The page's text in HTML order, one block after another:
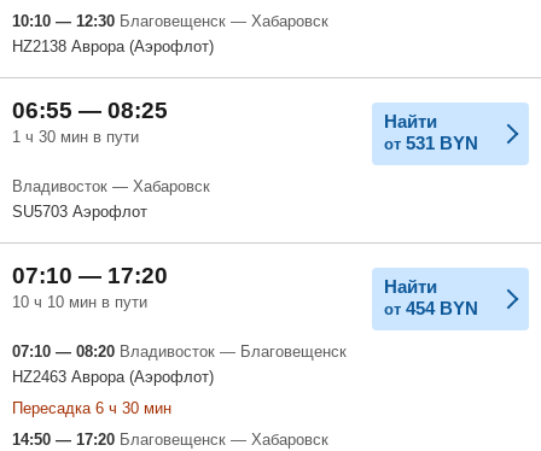
10:10 — 12:30 Благовещенск — Хабаровск
HZ2138 Аврора (Аэрофлот)
06:55 — 08:25
1 ч 30 мин в пути
Найти
от 531 BYN
Владивосток — Хабаровск
SU5703 Аэрофлот
07:10 — 17:20
10 ч 10 мин в пути
Найти
от 454 BYN
07:10 — 08:20 Владивосток — Благовещенск
HZ2463 Аврора (Аэрофлот)
Пересадка 6 ч 30 мин
14:50 — 17:20 Благовещенск — Хабаровск